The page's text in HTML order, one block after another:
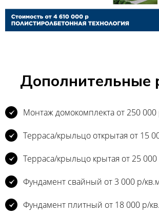
Дополнительные
Монтаж домокомплекта от 250 000
Терраса/крыльцо открытая от 15
Терраса/крыльцо крытая от 25
Фундамент свайный от 3 000 р/
Фундамент плитный от 18 000 р/